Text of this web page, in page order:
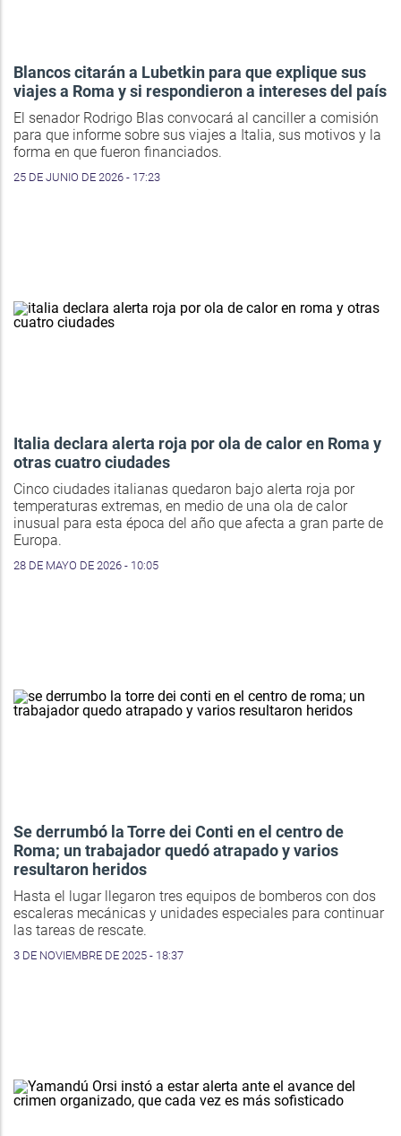
Blancos citarán a Lubetkin para que explique sus
viajes a Roma y si respondieron a intereses del país
El senador Rodrigo Blas convocará al canciller a comisión
para que informe sobre sus viajes a Italia, sus motivos y la
forma en que fueron financiados.
25 DE JUNIO DE 2026 - 17:23
Italia declara alerta roja por ola de calor en Roma y
otras cuatro ciudades
Cinco ciudades italianas quedaron bajo alerta roja por
temperaturas extremas, en medio de una ola de calor
inusual para esta época del año que afecta a gran parte de
Europa.
28 DE MAYO DE 2026 - 10:05
Se derrumbó la Torre dei Conti en el centro de
Roma; un trabajador quedó atrapado y varios
resultaron heridos
Hasta el lugar llegaron tres equipos de bomberos con dos
escaleras mecánicas y unidades especiales para continuar
las tareas de rescate.
3 DE NOVIEMBRE DE 2025 - 18:37